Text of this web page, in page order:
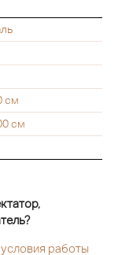
см
см
работы